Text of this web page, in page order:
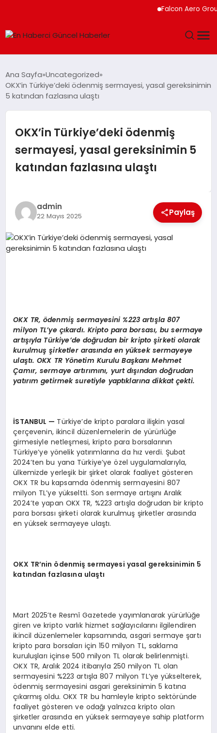
Falcon Aero Group,
SPOR
MAGAZIN
EKONOMI
EĞITIM
Ana Sayfa Uncategorized
OKX’in Türkiye’deki ödenmiş sermayesi, yasal gereksinimin
5 katından fazlasına ulaştı
OKX’in Türkiye’deki ödenmiş
sermayesi, yasal gereksinimin 5
katından fazlasına ulaştı
admin
22 Mayıs 2025 Paylaş
OKX TR, ödenmiş sermayesini %223 artışla 807
milyon TL’ye çıkardı. Kripto para borsası, bu sermaye
artışıyla Türkiye’de doğrudan bir kripto şirketi olarak
kurulmuş şirketler arasında en yüksek sermayeye
ulaştı. OKX TR Yönetim Kurulu Başkanı Mehmet
Çamır, sermaye artırımını, yurt dışından doğrudan
yatırım getirmek suretiyle yaptıklarına dikkat çekti.
İSTANBUL — Türkiye’de kripto paralara ilişkin yasal
çerçevenin, ikincil düzenlemelerin de yürürlüğe
girmesiyle netleşmesi, kripto para borsalarının
Türkiye’ye yönelik yatırımlarına da hız verdi. Şubat
2024’ten bu yana Türkiye’ye özel uygulamalarıyla,
ülkemizde yerleşik bir şirket olarak faaliyet gösteren
OKX TR bu kapsamda ödenmiş sermayesini 807
milyon TL’ye yükseltti. Son sermaye artışını Aralık
2024’te yapan OKX TR, %223 artışla doğrudan bir kripto
para borsası şirketi olarak kurulmuş şirketler arasında
en yüksek sermayeye ulaştı.
OKX TR’nin ödenmiş sermayesi yasal gereksinimin 5
katından fazlasına ulaştı
Mart 2025’te Resmî Gazetede yayımlanarak yürürlüğe
giren ve kripto varlık hizmet sağlayıcılarını ilgilendiren
ikincil düzenlemeler kapsamında, asgari sermaye şartı
kripto para borsaları için 150 milyon TL, saklama
kuruluşları içinse 500 milyon TL olarak belirlenmişti.
OKX TR, Aralık 2024 itibarıyla 250 milyon TL olan
sermayesini %223 artışla 807 milyon TL’ye yükselterek,
ödenmiş sermayesini asgari gereksinimin 5 katına
çıkarmış oldu. OKX TR bu hamleyle kripto sektöründe
faaliyet gösteren ve odağı yalnızca kripto olan
şirketler arasında en yüksek sermayeye sahip platform
unvanını elde etti.